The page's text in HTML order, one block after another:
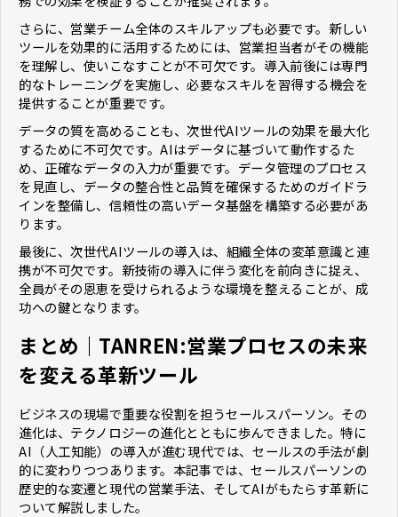
さらに、営業チーム全体のスキルアップも必要です。新しい
ツールを効果的に活用するためには、営業担当者がその機能
を理解し、使いこなすことが不可欠です。導入前後には専門
的なトレーニングを実施し、必要なスキルを習得する機会を
提供することが重要です。
データの質を高めることも、次世代AIツールの効果を最大化
するために不可欠です。AIはデータに基づいて動作するた
め、正確なデータの入力が重要です。データ管理のプロセス
を見直し、データの整合性と品質を確保するためのガイドラ
インを整備し、信頼性の高いデータ基盤を構築する必要があ
ります。
最後に、次世代AIツールの導入は、組織全体の変革意識と連
携が不可欠です。新技術の導入に伴う変化を前向きに捉え、
全員がその恩恵を受けられるような環境を整えることが、成
功への鍵となります。
まとめ｜TANREN:営業プロセスの未来
を変える革新ツール
ビジネスの現場で重要な役割を担うセールスパーソン。その
進化は、テクノロジーの進化とともに歩んできました。特に
AI（人工知能）の導入が進む現代では、セールスの手法が劇
的に変わりつつあります。本記事では、セールスパーソンの
歴史的な変遷と現代の営業手法、そしてAIがもたらす革新に
ついて解説しました。